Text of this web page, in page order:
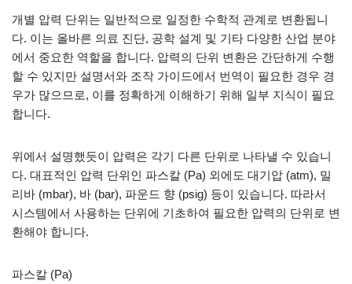
개별 압력 단위는 일반적으로 일정한 수학적 관계로 변환됩니
다. 이는 올바른 의료 진단, 공학 설계 및 기타 다양한 산업 분야
에서 중요한 역할을 합니다. 압력의 단위 변환은 간단하게 수행
할 수 있지만 설명서와 조작 가이드에서 번역이 필요한 경우 경
우가 많으므로, 이를 정확하게 이해하기 위해 일부 지식이 필요
합니다.
위에서 설명했듯이 압력은 각기 다른 단위로 나타낼 수 있습니
다. 대표적인 압력 단위인 파스칼 (Pa) 외에도 대기압 (atm), 밀
리바 (mbar), 바 (bar), 파운드 향 (psig) 등이 있습니다. 따라서
시스템에서 사용하는 단위에 기초하여 필요한 압력의 단위로 변
환해야 합니다.
파스칼 (Pa)